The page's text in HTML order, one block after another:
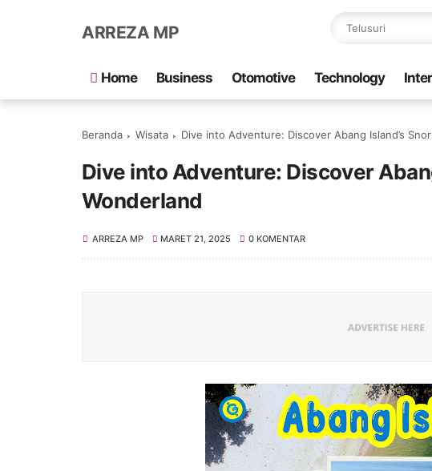
ARREZA MP
Home Business Otomotive Technology
Beranda Wisata Dive into Adventure: Discover Abang Island’s
Dive into Adventure: Discover
Wonderland
ARREZA MP MARET 21, 2025 0 KOMENTAR